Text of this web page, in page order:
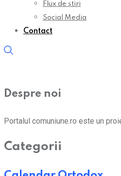
Flux de știri
Social Media
Contact
Despre noi
Portalul comuniune.ro este un
Categorii